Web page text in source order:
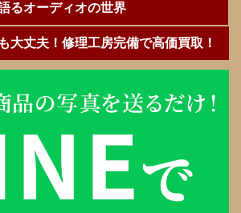
るオーディオの世界
大丈夫！修理工房完備で高価買取！